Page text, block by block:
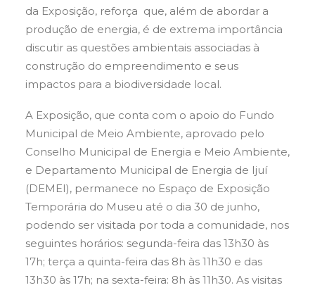
da Exposição, reforça que, além de abordar a
produção de energia, é de extrema importância
discutir as questões ambientais associadas à
construção do empreendimento e seus
impactos para a biodiversidade local.
A Exposição, que conta com o apoio do Fundo
Municipal de Meio Ambiente, aprovado pelo
Conselho Municipal de Energia e Meio Ambiente,
e Departamento Municipal de Energia de Ijuí
(DEMEI), permanece no Espaço de Exposição
Temporária do Museu até o dia 30 de junho,
podendo ser visitada por toda a comunidade, nos
seguintes horários: segunda-feira das 13h30 às
17h; terça a quinta-feira das 8h às 11h30 e das
13h30 às 17h; na sexta-feira: 8h às 11h30. As visitas